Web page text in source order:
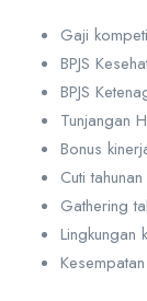
Gaji
BPJS
BPJS
Tunjangan
Bonus
Cuti
Gathering